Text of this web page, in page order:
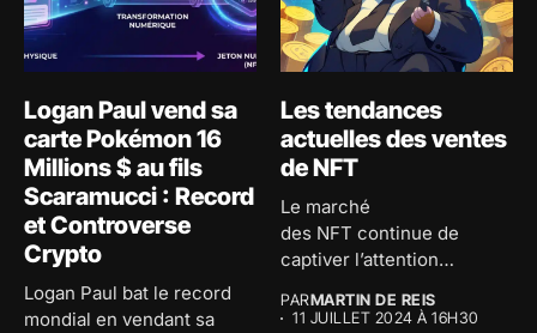
Logan Paul vend sa
carte Pokémon 16
Millions $ au fils
Scaramucci : Record
et Controverse
Crypto
Logan Paul bat le record
mondial en vendant sa
Les tendances
actuelles des ventes
de NFT
Le marché
des NFT continue de
captiver l’attention
de dollars...
PARMARTIN DE REIS
11 JUILLET 2024 À 16H30